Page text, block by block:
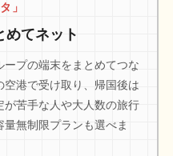
」
めてネット
プの端末をまとめてつな
港で受け取り、帰国後は
苦手な人や大人数の旅行
無制限プランも選べま